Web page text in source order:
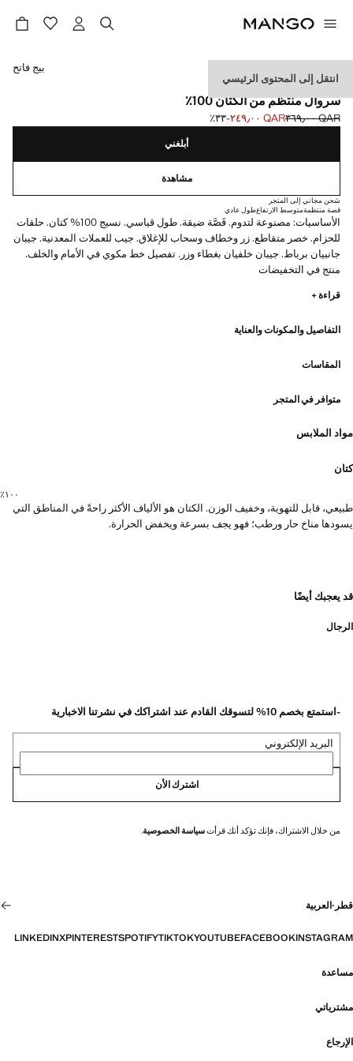
انتقل إلى المحتوى الرئيسي
ESSENTIALS
سروال منتظم من الكتان 100٪
السعر الأول محذوف [QAR ٣٦٩٫٠٠ ]
QAR ٣٦٩٫٠٠
السعر الحالي [QAR ٢٤٩٫٠٠ ]QAR ٢٤٩٫٠٠ ؜-٣٣٪؜
حدد اللون
بيج فاتح
أبلغني
مشاهدة
شحن مجاني إلى المتجر
قصة منتظمةمتوسط الارتفاعطول عادي
الأساسيات: مصنوعة لتدوم. قَصَّة ضيقة. طول قياسي. نسيج 100% كتان. حلقات
للحزام. خصر متقاطع. زر وخطاف وسحاب للإغلاق. جيب للعملات المعدنية. جيبان
جانبيان برباط. جيبان خلفيان بغطاء وزر. تفصيل خط مكوي في الأمام والخلف.
منتج في التخفيضات
الأساسيات: مصممة لتدوم. لقد عززنا متطلبات الجودة لدينا بإضافة اختبارات
أنها متنوعة وذات طابع كلاسيكي
قراءة +
التفاصيل والمكونات والعناية
المقاسات
متوافر في المتجر
مواد الملابس
كتان
١٠٠٪؜
طبيعي، قابل للتهوية، وخفيف الوزن. الكتان هو الألياف الأكثر راحةً في المناطق التي
يسودها مناخ حار ورطب؛ فهو يجف بسرعة ويخفض الحرارة.
قد يعجبك أيضًا
الرجال
-استمتع بخصم 10% لتسوقك القادم عند اشتراكك في نشرتنا الاخبارية
البريد الإلكتروني
اشترك الأن
من خلال الاشتراك، فإنك تؤكد أنك قرأتسياسة الخصوصية.
قطر·العربية
INSTAGRAM
FACEBOOK
YOUTUBE
TIKTOK
SPOTIFY
PINTEREST
X
LINKEDIN
مساعدة
مشترياتي
الإرجاع